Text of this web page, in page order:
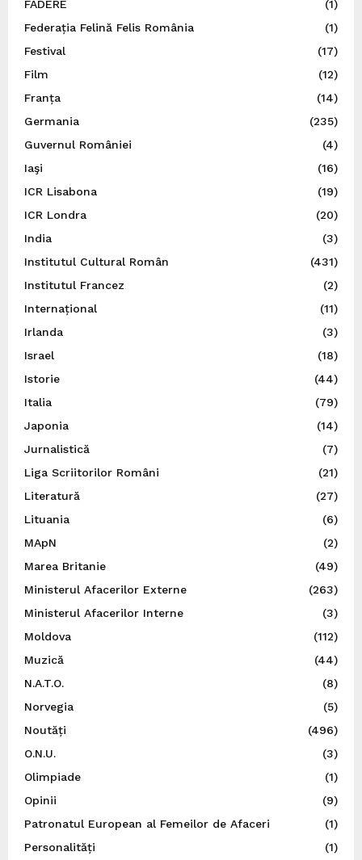
FADERE
(1)
Federația Felină Felis România
(1)
Festival
(17)
Film
(12)
Franța
(14)
Germania
(235)
Guvernul României
(4)
Iaşi
(16)
ICR Lisabona
(19)
ICR Londra
(20)
India
(3)
Institutul Cultural Român
(431)
Institutul Francez
(2)
Internațional
(11)
Irlanda
(3)
Israel
(18)
Istorie
(44)
Italia
(79)
Japonia
(14)
Jurnalistică
(7)
Liga Scriitorilor Români
(21)
Literatură
(27)
Lituania
(6)
MApN
(2)
Marea Britanie
(49)
Ministerul Afacerilor Externe
(263)
Ministerul Afacerilor Interne
(3)
Moldova
(112)
Muzică
(44)
N.A.T.O.
(8)
Norvegia
(5)
Noutăți
(496)
O.N.U.
(3)
Olimpiade
(1)
Opinii
(9)
Patronatul European al Femeilor de Afaceri
(1)
Personalități
(1)